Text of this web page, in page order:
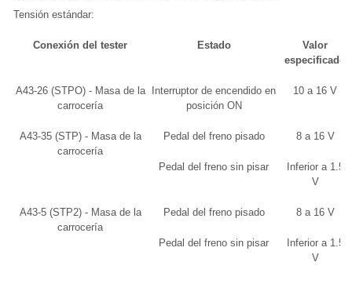
Tensión estándar:
Conexión del tester Estado
Valor
especificado
A43-26 (STPO) - Masa de la
carrocería
Interruptor de encendido en
posición ON
10 a 16 V
A43-35 (STP) - Masa de la
carrocería
Pedal del freno pisado 8 a 16 V
Pedal del freno sin pisar
Inferior a 1.5
V
A43-5 (STP2) - Masa de la
carrocería
Pedal del freno pisado 8 a 16 V
Pedal del freno sin pisar
Inferior a 1.5
V